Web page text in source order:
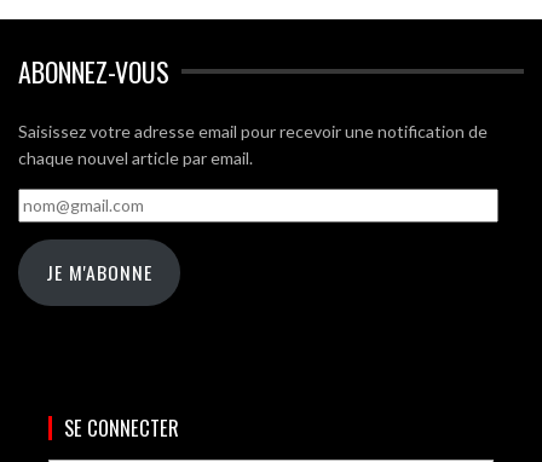
ABONNEZ-VOUS
Saisissez votre adresse email pour recevoir une notification de
chaque nouvel article par email.
nom@gmail.com
JE M'ABONNE
SE CONNECTER